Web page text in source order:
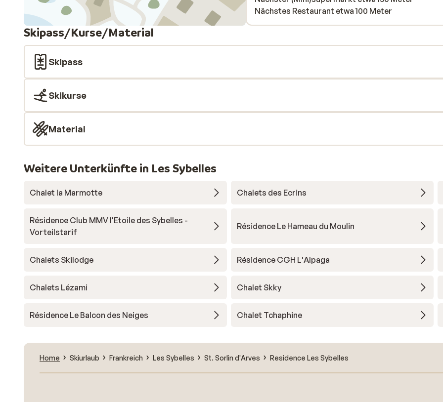
Nächstes Restaurant etwa 100 Meter
Skipass/Kurse/Material
Skipass
Skikurse
Material
Weitere Unterkünfte in Les Sybelles
Chalet la Marmotte Chalets des Ecrins
Résidence Club MMV l'Etoile des Sybelles -
Vorteilstarif
Résidence Le Hameau du Moulin
Chalets Skilodge Résidence CGH L'Alpaga
Chalets Lézami Chalet Skky
Résidence Le Balcon des Neiges Chalet Tchaphine
Home Skiurlaub Frankreich Les Sybelles St. Sorlin d'Arves Residence Les Sybelles